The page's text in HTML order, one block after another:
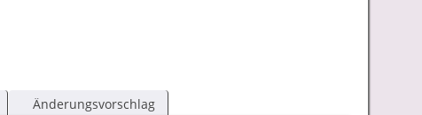
Änderungsvorschlag